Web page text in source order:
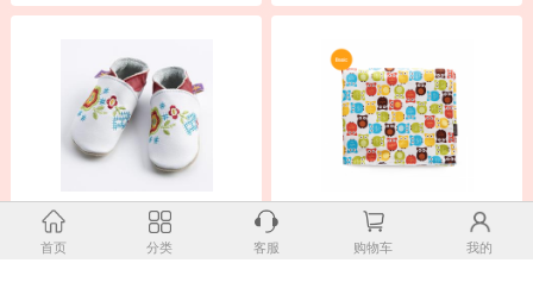
英国原产Starchild牛皮童鞋婴幼儿
学步鞋软底鞋
韩国原产borny基本棉婴幼儿四季毯
婴儿毯宝宝毯85*105cm
首页 分类 客服 购物车 我的